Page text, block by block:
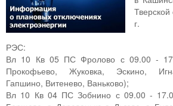
г.
РЭС:
Вл 10 Кв 05 ПС Фролово с 09.00 -
Прокофьево, Жуковка, Эскино,
Гапшино, Витенево, Ваньково);
Вл 10 Кв 04 ПС Зобнино с 09.00 -